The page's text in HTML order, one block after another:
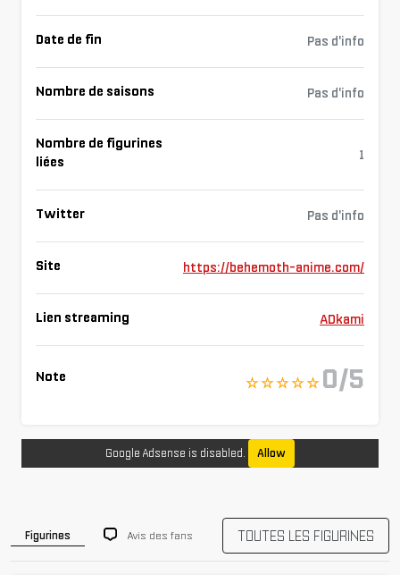
Date de fin Pas d'info
Nombre de saisons Pas d'info
Nombre de figurines
liées
1
Twitter Pas d'info
Site https://behemoth-anime.com/
Lien streaming ADkami
Note ☆ ☆ ☆ ☆ ☆ 0/5
Google Adsense is disabled. Allow
Figurines Avis des fans TOUTES LES FIGURINES